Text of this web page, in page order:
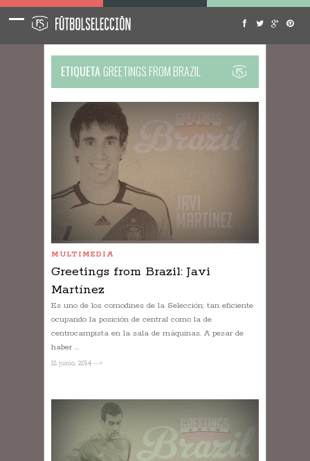
ETIQUETA GREETINGS FROM BRAZIL
MULTIMEDIA
Greetings from Brazil: Javi
Martínez
Es uno de los comodines de la Selección; tan eficiente
ocupando la posición de central como la de
centrocampista en la sala de máquinas. A pesar de
haber ...
12 junio, 2014 -->